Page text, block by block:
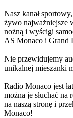
Nasz kanał
żywo najważniejsze
nożną i wyścigi
AS Monaco i Grand
Nie przewidujemy
unikalnej mieszanki
Radio Monaco jest
można je słuchać
na naszą stronę i
Monaco!